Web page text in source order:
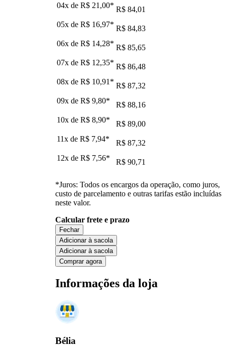
04x de R$ 21,00* R$ 84,01
05x de R$ 16,97* R$ 84,83
06x de R$ 14,28* R$ 85,65
07x de R$ 12,35* R$ 86,48
08x de R$ 10,91 * R$ 87,32
09x de R$ 9,80*
R$ 88,16
10x de R$ 8,90*
R$ 89,00
11x de R$ 7,94*
R$ 87,32
12x de R$ 7,56* R$ 90,71
*Juros: Todos os encargos da operação, como juros,
custo de parcelamento e outras tarifas estão incluídas
neste valor.
Calcular frete e prazo
Fechar
Adicionar à sacola
Adicionar à sacola
Comprar agora
Informações da loja
Bélia